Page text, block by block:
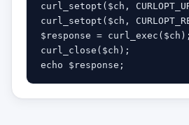
curl_setopt($ch,
curl_setopt($ch,
$response = curl_exec($ch);
curl_close($ch);
echo $response;